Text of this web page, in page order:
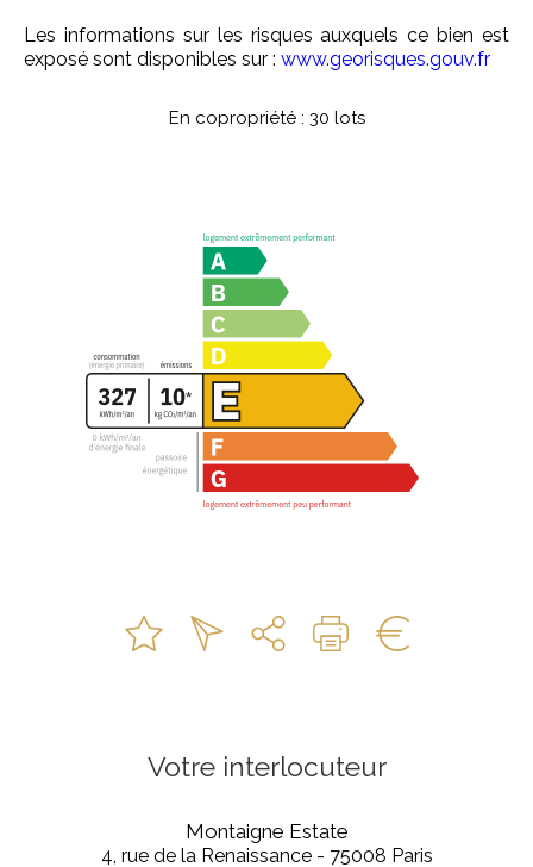
Les informations sur les risques auxquels ce bien est
exposé sont disponibles sur : www.georisques.gouv.fr
En copropriété : 30 lots
Votre interlocuteur
Montaigne Estate
4, rue de la Renaissance - 75008 Paris